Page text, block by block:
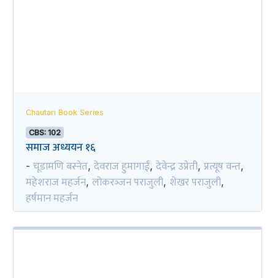
Chautari Book Series
CBS: 102
समाज अध्ययन १६
- चूडामणि बस्नेत, देवराज हुमागाईं, देवेन्द्र उप्रेती, प्रत्यूष वन्त,
महेशराज महर्जन, लोकरञ्‍जन पराजुली, शेखर पराजुली,
हर्षमान महर्जन